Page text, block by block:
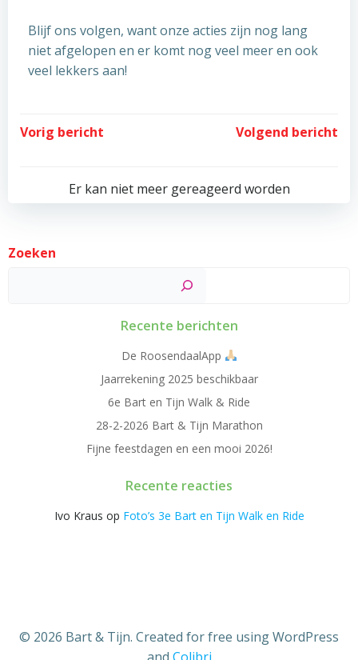
Blijf ons volgen, want onze acties zijn nog lang
niet afgelopen en er komt nog veel meer en ook
veel lekkers aan!
Post
navigation
Vorig bericht
Post
navigation
Volgend bericht
Er kan niet meer gereageerd worden
Zoeken
Recente berichten
De RoosendaalApp
Jaarrekening 2025 beschikbaar
6e Bart en Tijn Walk & Ride
28-2-2026 Bart & Tijn Marathon
Fijne feestdagen en een mooi 2026!
Recente reacties
Ivo Kraus op Foto’s 3e Bart en Tijn Walk en Ride
© 2026 Bart & Tijn. Created for free using WordPress